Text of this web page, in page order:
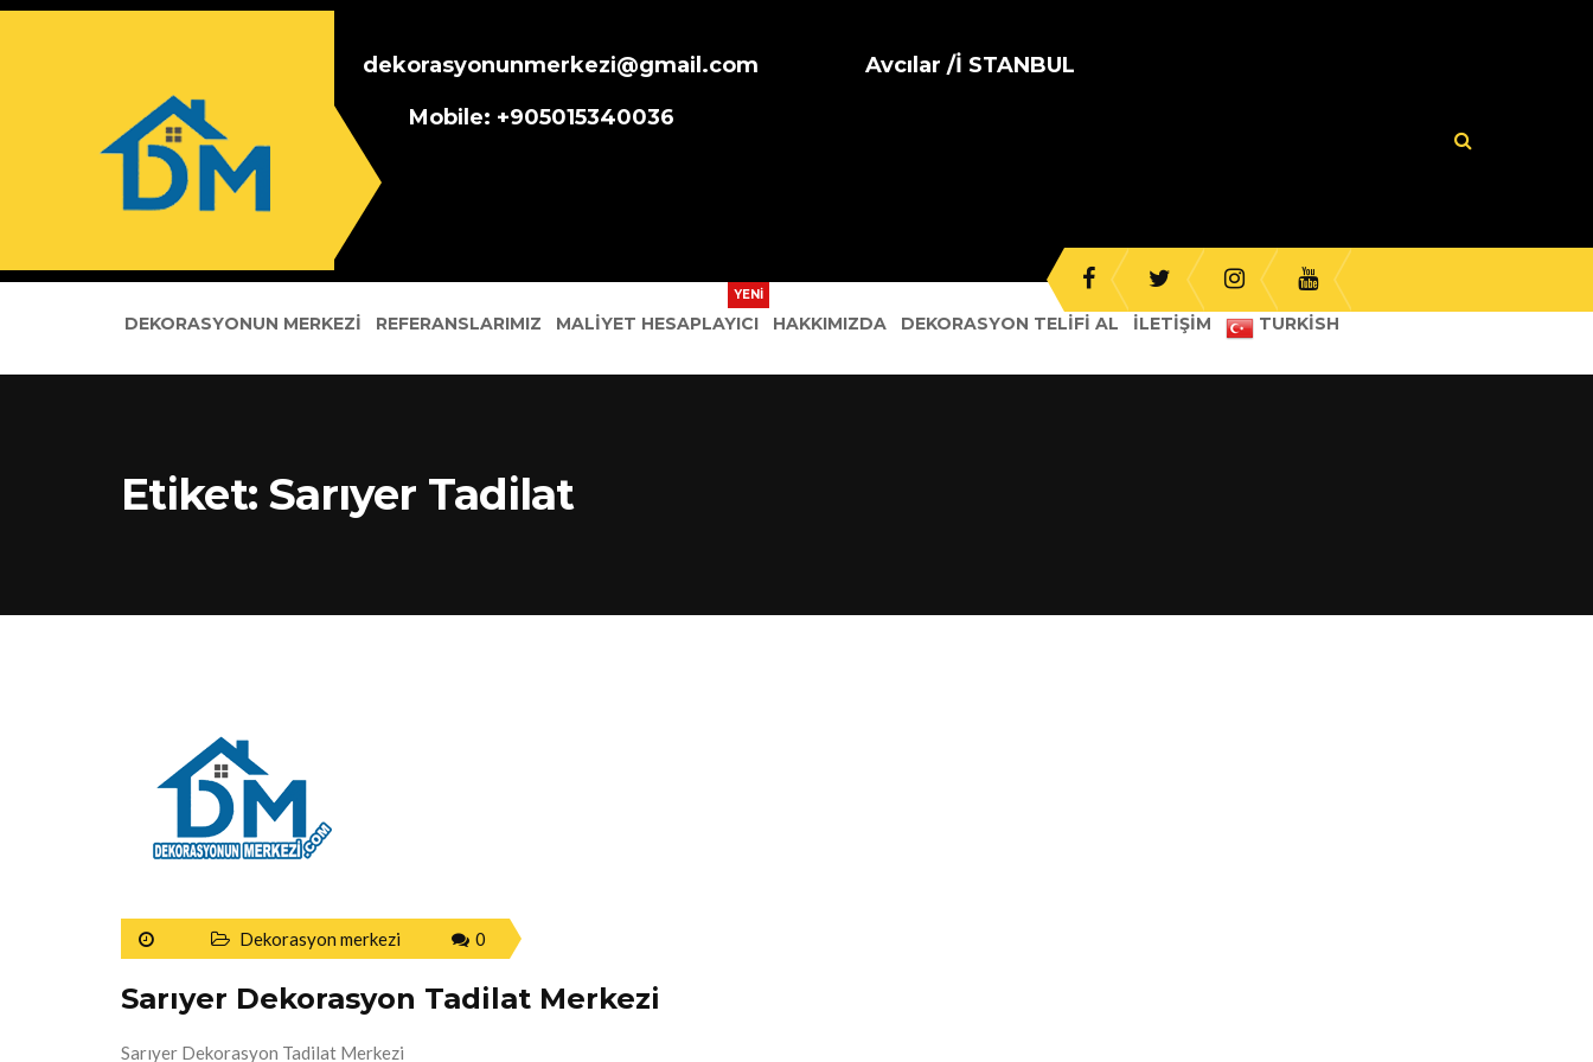
dekorasyonunmerkezi@gmail.com
Mobile: +905015340036
Avcılar /İ STANBUL
DEKORASYONUN MERKEZI REFERANSLARIMIZ MALIYET HESAPLAYICI HAKKIMIZDA DEKORASYON TELIFI AL İLETIŞIM TURKISH
Etiket: Sarıyer Tadilat
Dekorasyon merkezi 0
Sarıyer Dekorasyon Tadilat Merkezi
Sarıyer Dekorasyon Tadilat Merkezi